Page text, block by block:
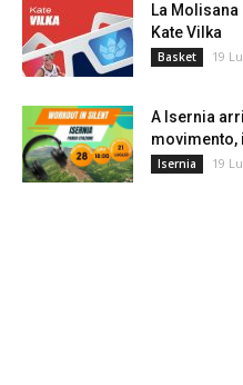
La
Kate Vilka
Basket 19
A Isernia
movimento,
Isernia 19